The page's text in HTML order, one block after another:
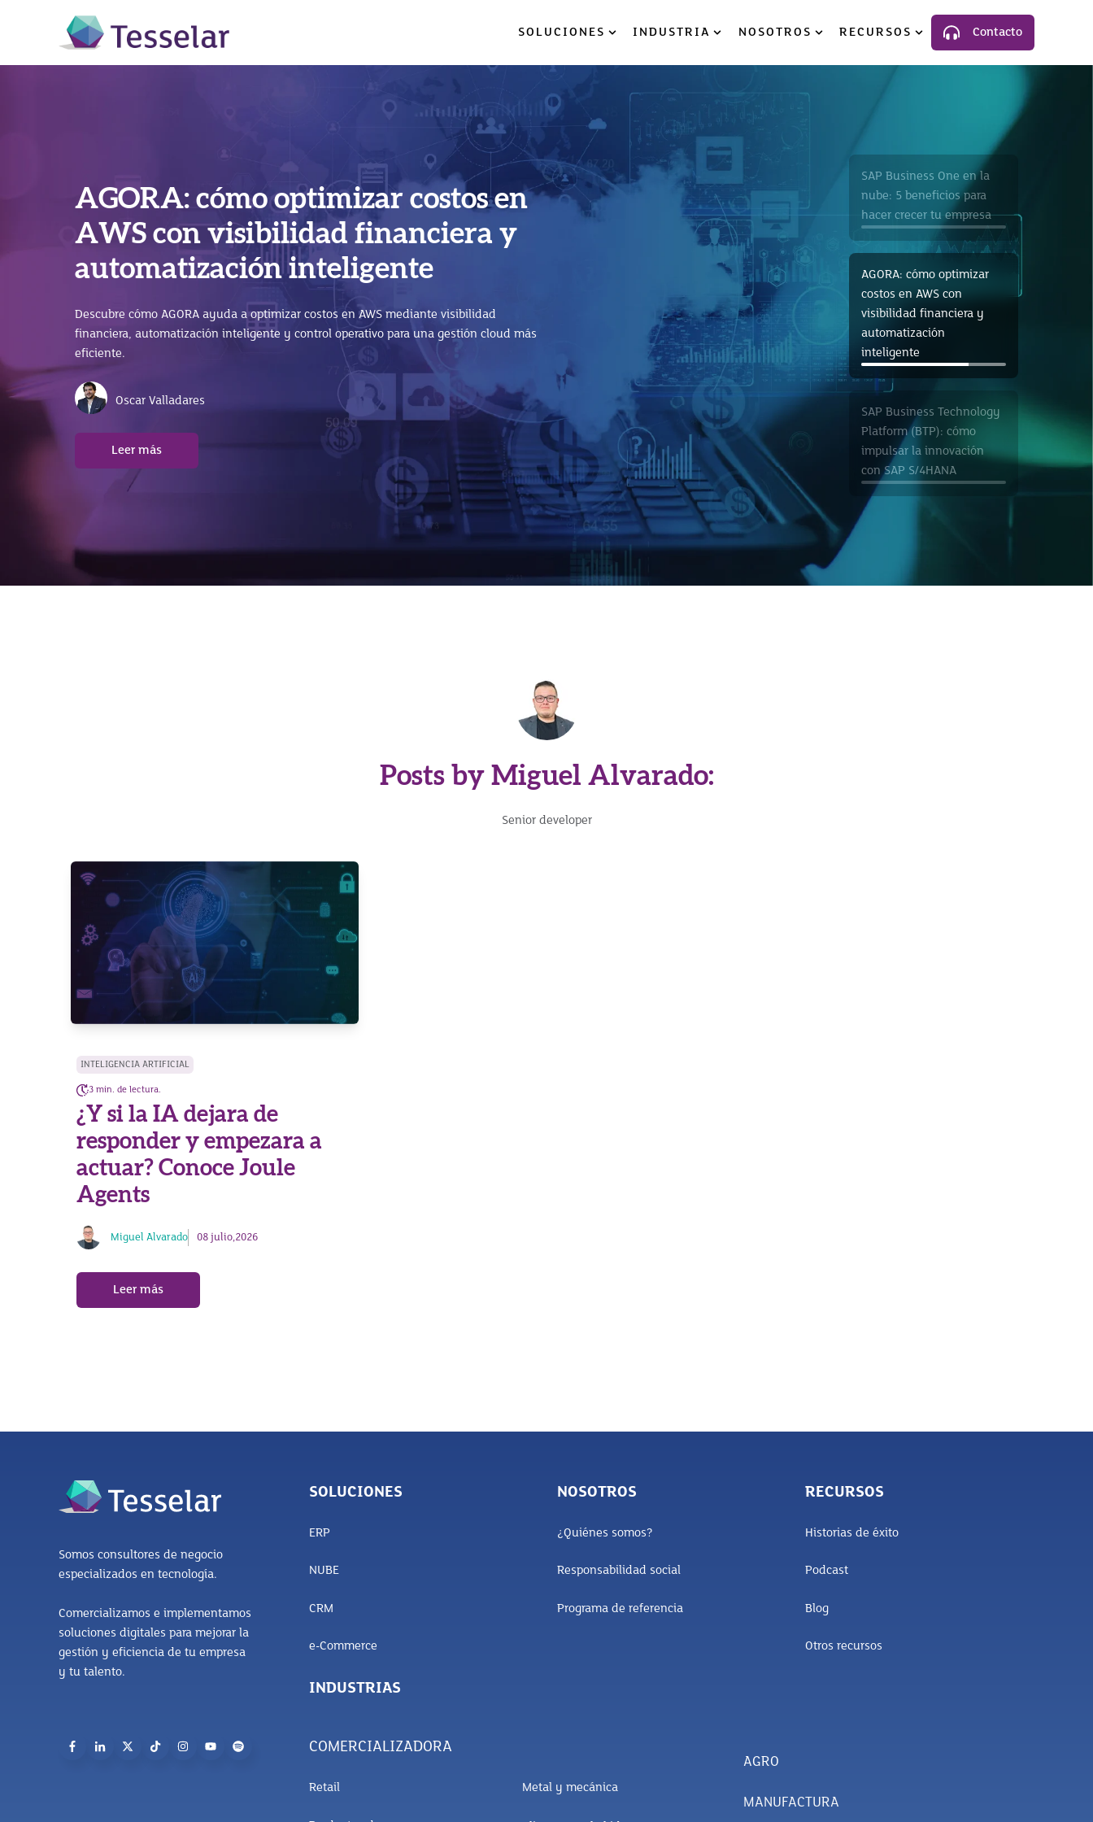
SOLUCIONES INDUSTRIA NOSOTROS
Show submenu for Nosotros
RECURSOS
Show submenu for Recursos
Contacto
SAP Business One en la nube: 5
beneficios para hacer crecer tu
empresa
AGORA: cómo optimizar costos en
AWS con visibilidad financiera y
automatización inteligente
Descubre cómo AGORA ayuda a optimizar costos en AWS mediante visibilidad
financiera, automatización inteligente y control operativo para una gestión cloud más
eficiente.
Oscar Valladares
Leer más
SAP Business Technology Platform
(BTP): cómo impulsar la innovación
con SAP S/4HANA
Descubre cómo SAP Business Technology Platform (SAP BTP) impulsa la innovación,
integra sistemas y potencia SAP S/4HANA sin afectar el ERP.
SAP Business One en la
nube: 5 beneficios para
hacer crecer tu empresa
AGORA: cómo optimizar
costos en AWS con
visibilidad financiera y
automatización
inteligente
SAP Business Technology
Platform (BTP): cómo
impulsar la innovación
con SAP S/4HANA
Posts by Miguel Alvarado:
Senior developer
INTELIGENCIA ARTIFICIAL
3 min. de lectura.
¿Y si la IA dejara de
responder y empezara a
actuar? Conoce Joule
Agents
Miguel Alvarado 08 julio,2026
Leer más
Somos consultores de negocio
especializados en tecnología.
Comercializamos e implementamos
soluciones digitales para mejorar la
gestión y eficiencia de tu empresa
y tu talento.
SOLUCIONES
ERP
NUBE
CRM
e-Commerce
NOSOTROS
¿Quiénes somos?
Responsabilidad social
Programa de referencia
RECURSOS
Historias de éxito
Podcast
Blog
Otros recursos
INDUSTRIAS
COMERCIALIZADORA
Retail Metal y mecánica
AGRO
MANUFACTURA